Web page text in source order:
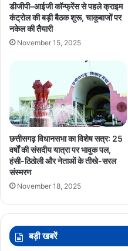
डीजीपी–आईजी कॉन्फ्रेंस से पहले क्राइम
कंट्रोल की बड़ी बैठक शुरू, चाकूबाजों पर
नकेल की तैयारी
November 15, 2025
छत्तीसगढ़ विधानसभा का विशेष सत्र: 25
वर्षों की संसदीय यात्रा पर भावुक पल,
हंसी-ठिठोली और नेताओं के तीखे-सरल
संस्मरण
November 18, 2025
बड़ी खबरें